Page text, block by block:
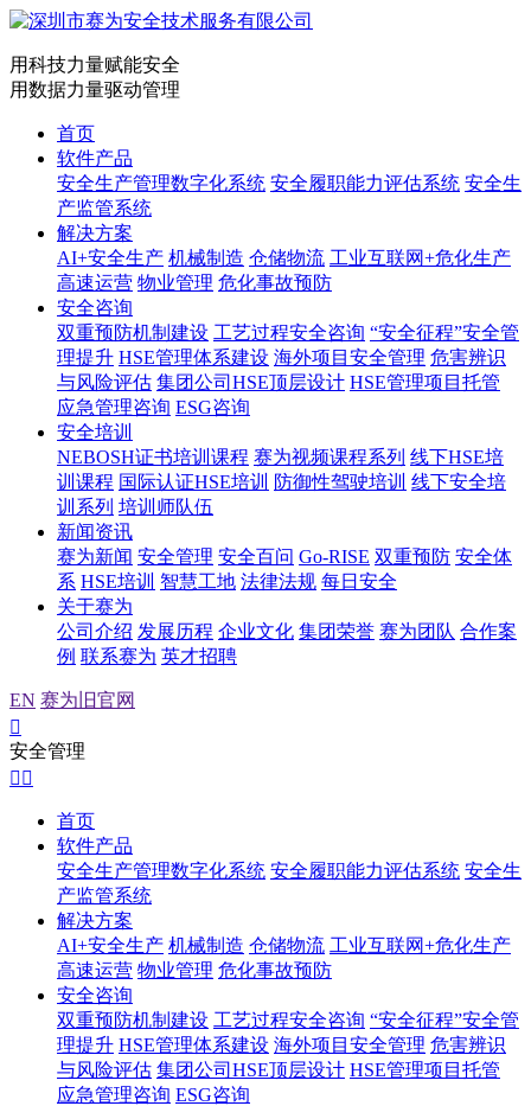
用科技力量赋能安全
用数据力量驱动管理
首页
软件产品
安全生产管理数字化系统 安全履职能力评估系统 安全生
产监管系统
解决方案
AI+安全生产 机械制造 仓储物流 工业互联网+危化生产
高速运营 物业管理 危化事故预防
安全咨询
双重预防机制建设 工艺过程安全咨询 “安全征程”安全管
理提升 HSE管理体系建设 海外项目安全管理 危害辨识
与风险评估 集团公司HSE顶层设计 HSE管理项目托管
应急管理咨询 ESG咨询
安全培训
NEBOSH证书培训课程 赛为视频课程系列 线下HSE培
训课程 国际认证HSE培训 防御性驾驶培训 线下安全培
训系列 培训师队伍
新闻资讯
赛为新闻 安全管理 安全百问 Go-RISE 双重预防 安全体
系 HSE培训 智慧工地 法律法规 每日安全
关于赛为
公司介绍 发展历程 企业文化 集团荣誉 赛为团队 合作案
例 联系赛为 英才招聘
EN 赛为旧官网

安全管理
 
首页
软件产品
安全生产管理数字化系统 安全履职能力评估系统 安全生
产监管系统
解决方案
AI+安全生产 机械制造 仓储物流 工业互联网+危化生产
高速运营 物业管理 危化事故预防
安全咨询
双重预防机制建设 工艺过程安全咨询 “安全征程”安全管
理提升 HSE管理体系建设 海外项目安全管理 危害辨识
与风险评估 集团公司HSE顶层设计 HSE管理项目托管
应急管理咨询 ESG咨询